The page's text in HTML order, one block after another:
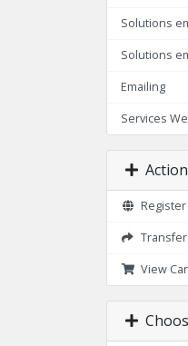
Solutions
Solutions
Emailing
Services
View